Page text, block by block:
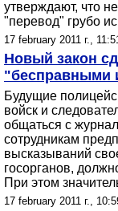
утверждают, что
"перевод" грубо
17 february 2011 г.,
Новый закон
"бесправными
Будущие
войск и
общаться с
сотрудникам
высказываний
госорганов,
При этом
17 february 2011 г.,